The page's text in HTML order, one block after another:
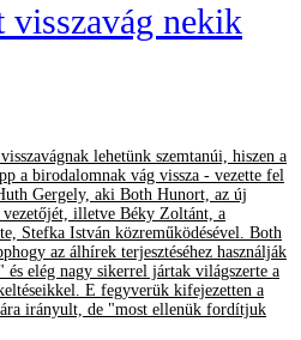
visszavág nekik
lehetünk szemtanúi, hiszen a
a birodalomnak vág vissza - vezette fel
Gergely, aki Both Hunort, az új
vezetőjét, illetve Béky Zoltánt, a
Stefka István közreműködésével. Both
az álhírek terjesztéséhez használják
elég nagy sikerrel jártak világszerte a
E fegyverük kifejezetten a
irányult, de "most ellenük fordítjuk